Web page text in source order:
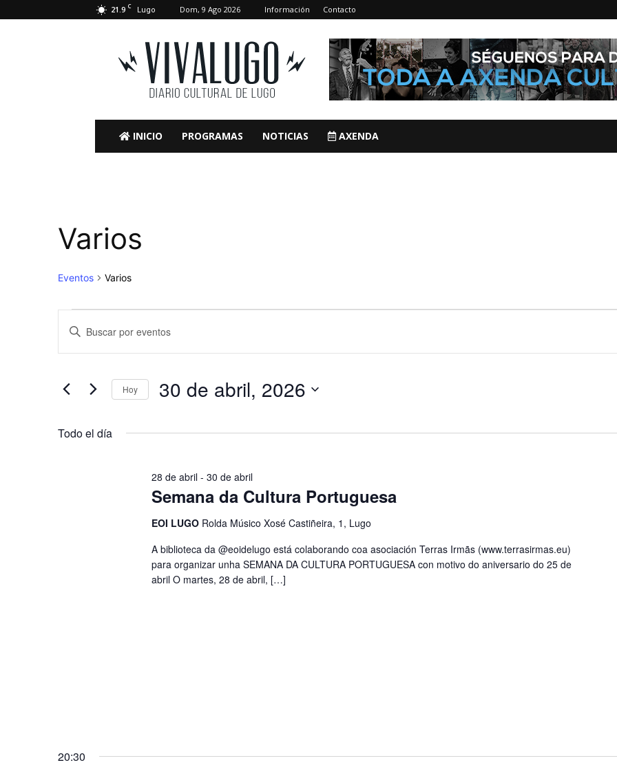
21.9 C Lugo Dom, 9 Ago 2026 Información Contacto
VivaLugo
INICIO PROGRAMAS NOTICIAS AXENDA
Varios
Eventos Varios
Eventos
en
de
abril,
Navegación
de
búsqueda
vistas
Introduce
palabra
Busca
Eventos
palabra
Hoy 30 de abril, 2026
Todo el día
Semana da Cultura Portuguesa
28 de abril- 30 de abril
EOI LUGO Rolda Músico Xosé Castiñeira, 1, Lugo
A biblioteca da @eoidelugo está colaborando coa asociación Terras Irmãs (www.terrasirmas.eu)
para organizar unha SEMANA DA CULTURA PORTUGUESA con motivo do aniversario do 25 de
abril O martes, 28 de abril, […]
20:30